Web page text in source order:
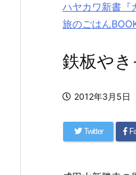
ハヤカワ新書『
旅のごはん
鉄板や
2012年3月5日
Twitter